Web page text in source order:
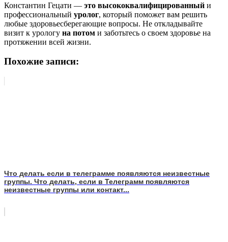
Константин Гецати — это высококвалифицированный и
профессиональный уролог, который поможет вам решить
любые здоровьесберегающие вопросы. Не откладывайте
визит к урологу на потом и заботьтесь о своем здоровье на
протяжении всей жизни.
Похожие записи:
Что делать если в телеграмме появляются неизвестные
группы. Что делать, если в Телеграмм появляются
неизвестные группы или контакт...